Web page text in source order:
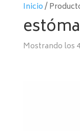
Inicio/
Mostrando los